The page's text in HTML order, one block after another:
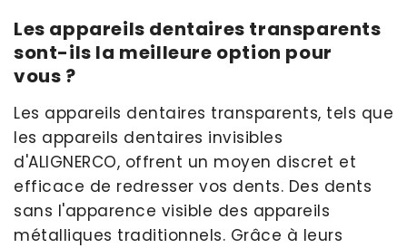
Les appareils dentaires transparents
sont-ils la meilleure option pour
vous ?
Les appareils dentaires transparents, tels que
les appareils dentaires invisibles
d'ALIGNERCO, offrent un moyen discret et
efficace de redresser vos dents. Des dents
sans l'apparence visible des appareils
métalliques traditionnels. Grâce à leurs